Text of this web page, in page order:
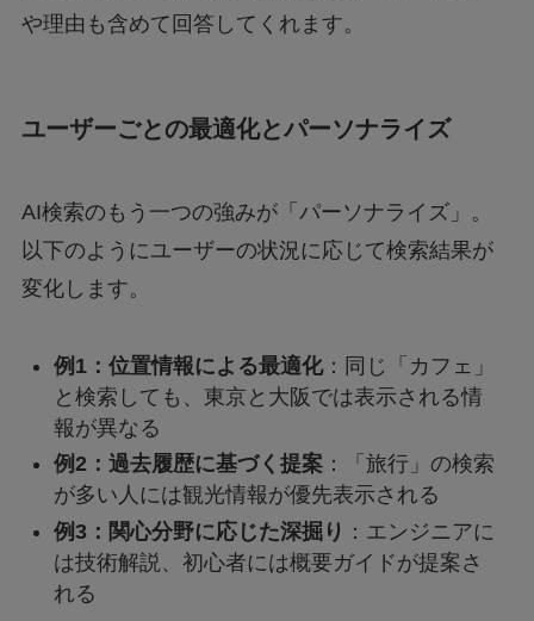
や理由も含めて回答してくれます。
ユーザーごとの最適化とパーソナライズ
AI検索のもう一つの強みが「パーソナライズ」。
以下のようにユーザーの状況に応じて検索結果が
変化します。
例1：位置情報による最適化：同じ「カフェ」
と検索しても、東京と大阪では表示される情
報が異なる
例2：過去履歴に基づく提案：「旅行」の検索
が多い人には観光情報が優先表示される
例3：関心分野に応じた深掘り ：エンジニアに
は技術解説、初心者には概要ガイドが提案さ
れる